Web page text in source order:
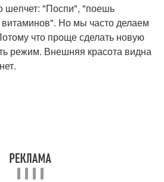
шепчет: "Поспи", "поешь
Но мы часто делаем
что проще сделать новую
режим. Внешняя красота видна